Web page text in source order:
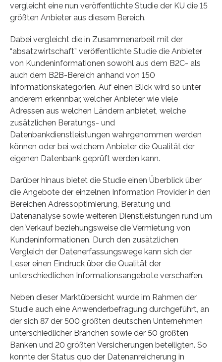
vergleicht eine nun veröffentlichte Studie der KU die 15
größten Anbieter aus diesem Bereich.
Dabei vergleicht die in Zusammenarbeit mit der
“absatzwirtschaft” veröffentlichte Studie die Anbieter
von Kundeninformationen sowohl aus dem B2C- als
auch dem B2B-Bereich anhand von 150
Informationskategorien. Auf einen Blick wird so unter
anderem erkennbar, welcher Anbieter wie viele
Adressen aus welchen Ländern anbietet, welche
zusätzlichen Beratungs- und
Datenbankdienstleistungen wahrgenommen werden
können oder bei welchem Anbieter die Qualität der
eigenen Datenbank geprüft werden kann.
Darüber hinaus bietet die Studie einen Überblick über
die Angebote der einzelnen Information Provider in den
Bereichen Adressoptimierung, Beratung und
Datenanalyse sowie weiteren Dienstleistungen rund um
den Verkauf beziehungsweise die Vermietung von
Kundeninformationen. Durch den zusätzlichen
Vergleich der Datenerfassungswege kann sich der
Leser einen Eindruck über die Qualität der
unterschiedlichen Informationsangebote verschaffen.
Neben dieser Marktübersicht wurde im Rahmen der
Studie auch eine Anwenderbefragung durchgeführt, an
der sich 87 der 500 größten deutschen Unternehmen
unterschiedlicher Branchen sowie der 50 größten
Banken und 20 größten Versicherungen beteiligten. So
konnte der Status quo der Datenanreicherung in